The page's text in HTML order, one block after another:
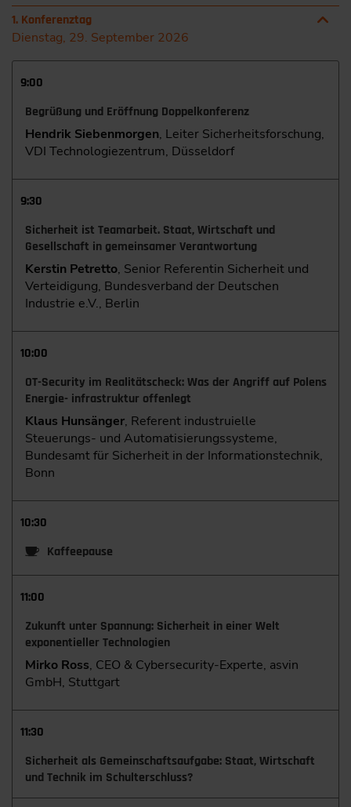
1. Konferenztag
Dienstag, 29. September 2026
9:00
Begrüßung und Eröffnung Doppelkonferenz
Hendrik Siebenmorgen, Leiter Sicherheitsforschung,
VDI Technologiezentrum, Düsseldorf
9:30
Sicherheit ist Teamarbeit. Staat, Wirtschaft und
Gesellschaft in gemeinsamer Verantwortung
Kerstin Petretto, Senior Referentin Sicherheit und
Verteidigung, Bundesverband der Deutschen
Industrie e.V., Berlin
10:00
OT-Security im Realitätscheck: Was der Angriff auf Polens
Energie- infrastruktur offenlegt
Klaus Hunsänger, Referent industruielle
Steuerungs- und Automatisierungssysteme,
Bundesamt für Sicherheit in der Informationstechnik,
Bonn
10:30
Kaffeepause
11:00
Zukunft unter Spannung: Sicherheit in einer Welt
exponentieller Technologien
Mirko Ross, CEO & Cybersecurity-Experte, asvin
GmbH, Stuttgart
11:30
Sicherheit als Gemeinschaftsaufgabe: Staat, Wirtschaft
und Technik im Schulterschluss?